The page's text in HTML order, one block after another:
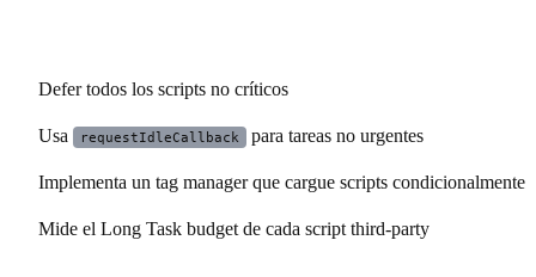
Defer todos los scripts no críticos
Usa requestIdleCallback para tareas no urgentes
Implementa un tag manager que cargue scripts condicionalmente
Mide el Long Task budget de cada script third-party